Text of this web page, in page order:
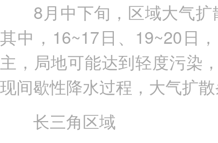
8月中下旬，区域大气扩
其中，16~17日、19~20日
主，局地可能达到轻度污染
现间歇性降水过程，大气扩
长三角区域